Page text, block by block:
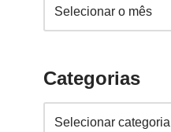
Categorias